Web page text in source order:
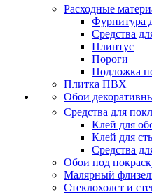
Расходные
Фурнитура
Средства
Плинтус
Пороги
Подложка
Плитка ПВХ
Обои
Средства для
Клей для
Клей для
Средства
Обои под
Малярный
Стеклохолст и